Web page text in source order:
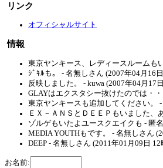
リンク
オフィシャルサイト
情報
東京ヤンキース、レディースルームも
ｼﾞｷﾙも。 - 名無しさん (2007年04月16
反映しました。 - kuwa (2007年04月17
GLAYはエクスタシー抜けたのでは・
東京ヤンキースも追加してください。
ＥＸ－ＡＮＳとＤＥＥＰもいました、
ゾルゲもいたよユースクエイクも - 匿
MEDIA YOUTHもです。 - 名無しさん
DEEP - 名無しさん (2011年01月09日
お名前: